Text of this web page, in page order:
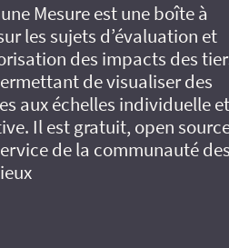
Mesure est une boîte à
les sujets d’évaluation et
des impacts des
de visualiser des
aux échelles individuelle et
Il est gratuit, open
de la communauté des